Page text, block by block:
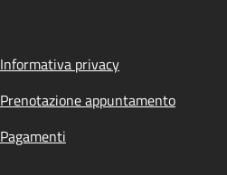
Informativa privacy
Prenotazione appuntamento
Pagamenti